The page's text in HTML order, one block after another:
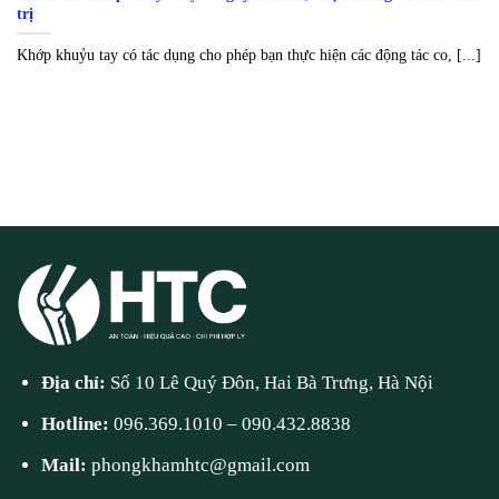
trị
Khớp khuỷu tay có tác dụng cho phép bạn thực hiện các động tác co, [...]
Địa chỉ: Số 10 Lê Quý Đôn, Hai Bà Trưng, Hà Nội
Hotline:096.369.1010 –090.432.8838
Mail:phongkhamhtc@gmail.com